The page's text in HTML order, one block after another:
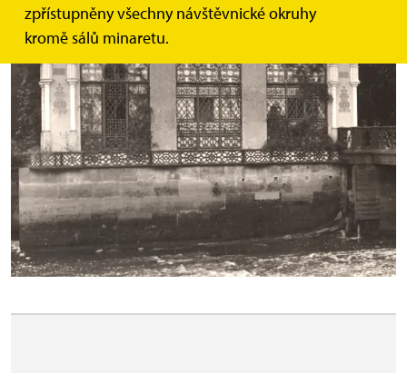
zpřístupněny všechny návštěvnické okruhy
kromě sálů minaretu.